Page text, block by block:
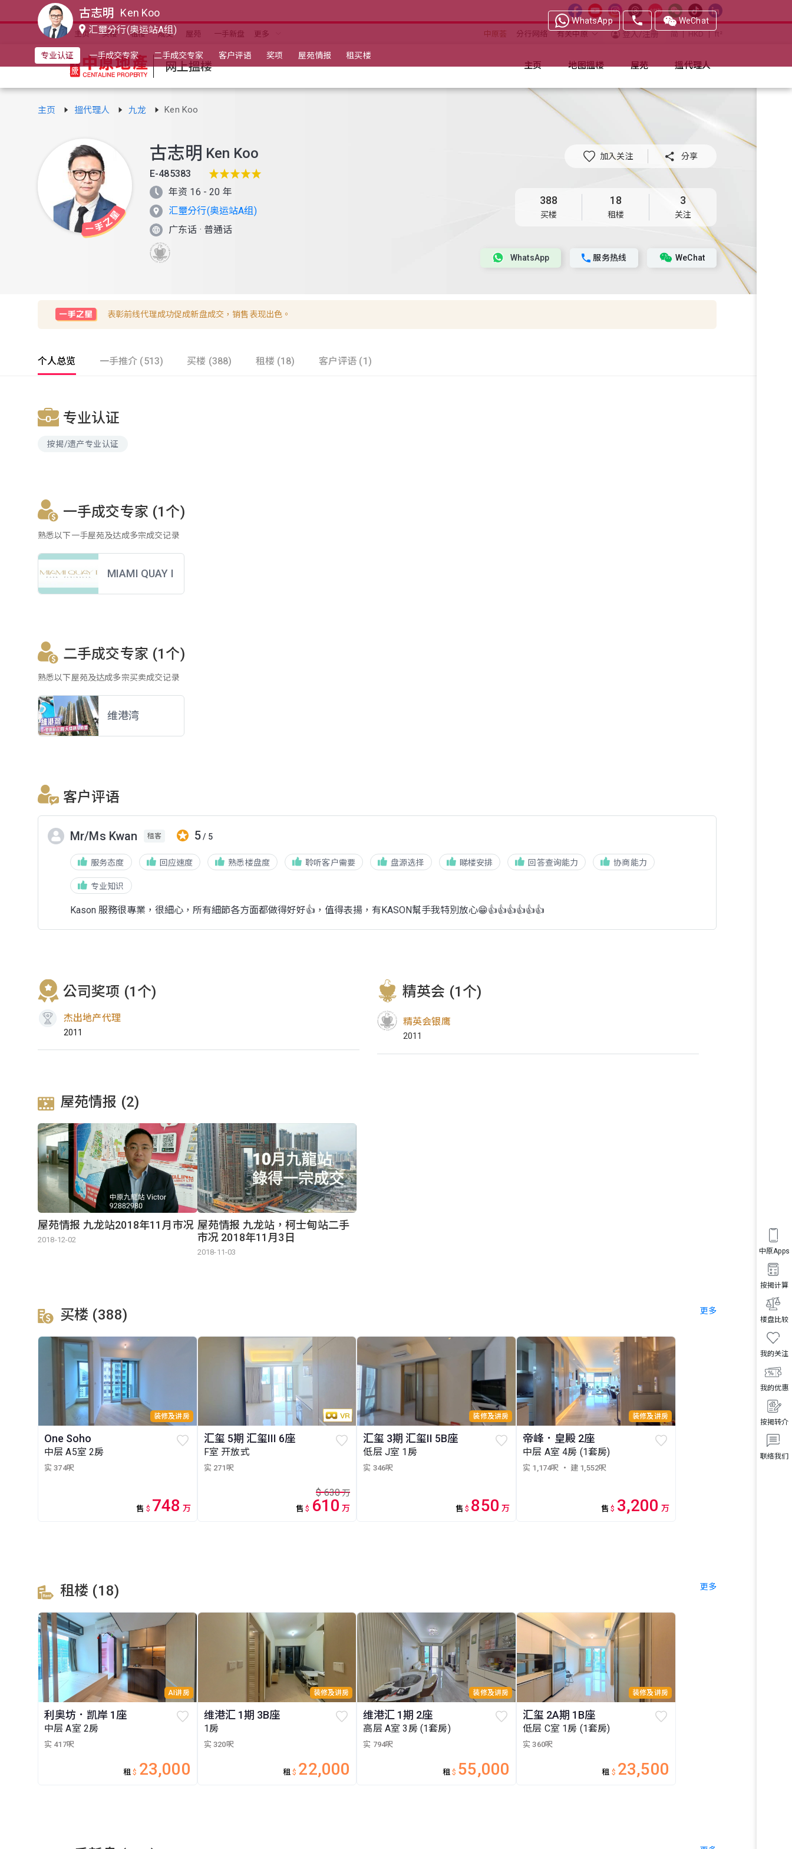
主页 买楼 租楼 成交 屋苑 一手新盘 更多 中原荟 分行网络 有关中原 登入/注册 简 HKD ft²
网上搵楼 主页 地图搵楼 屋苑 搵代理人
联络我们
按揭转介
我的优惠
我的关注
楼盘比较
按揭计算
中原Apps
主页 搵代理人 九龙 Ken Koo
古志明 Ken Koo
E-485383
年资 16 - 20 年
汇壐分行(奥运站A组)
广东话 · 普通话
加入关注  分享
388
买楼
18
租楼
3
关注
WeChat
服务热线
WhatsApp
表彰前线代理成功促成新盘成交，销售表现出色。
个人总览 一手推介 (513) 买楼 (388) 租楼 (18) 客户评语 (1)
专业认证
按揭/遗产专业认证
一手成交专家 (1个)
熟悉以下一手屋苑及达成多宗成交记录
MIAMI QUAY I
二手成交专家 (1个)
熟悉以下屋苑及达成多宗买卖成交记录
维港湾
客户评语
Mr/Ms Kwan 租客 5/ 5
服务态度 回应速度 熟悉楼盘度 聆听客户需要 盘源选择 睇楼安排 回答查询能力 协商能力
专业知识
Kason 服務很專業，很細心，所有細節各方面都做得好好👍，值得表揚，有KASON幫手我特別放心😁👍👍👍👍👍👍
公司奖项 (1个)
杰出地产代理
2011
精英会 (1个)
精英会银鹰
2011
屋苑情报 (2)
屋苑情报 九龙站2018年11月市况
2018-12-02
屋苑情报 九龙站，柯士甸站二手
市况 2018年11月3日
2018-11-03
更多
买楼 (388)
装修及讲房
One Soho
中层 A5室 2房
实 374呎
售 $ 748 万
汇玺 5期 汇玺III 6座
F室 开放式
实 271呎
$630万
售 $ 610 万
装修及讲房
汇玺 3期 汇玺II 5B座
低层 J室 1房
实 346呎
售 $ 850 万
装修及讲房
帝峰．皇殿 2座
中层 A室 4房 (1套房)
实 1,174呎 ・ 建 1,552呎
售 $ 3,200 万
更多
租楼 (18)
AI讲房
利奥坊．凯岸 1座
中层 A室 2房
实 417呎
租 $ 23,000
装修及讲房
维港汇 1期 3B座
1房
实 320呎
租 $ 22,000
装修及讲房
维港汇 1期 2座
高层 A室 3房 (1套房)
实 794呎
租 $ 55,000
装修及讲房
汇玺 2A期 1B座
低层 C室 1房 (1套房)
实 360呎
租 $ 23,500
古志明 Ken Koo
汇壐分行(奥运站A组)
WhatsApp WeChat
专业认证 一手成交专家 二手成交专家 客户评语 奖项 屋苑情报 租买楼